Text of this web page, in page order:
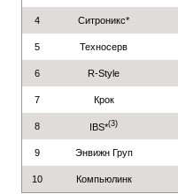
4 Ситроникс*
5 Техносерв
6 R-Style
7 Крок
8 IBS*(3)
9 Энвижн Груп
10 Компьюлинк